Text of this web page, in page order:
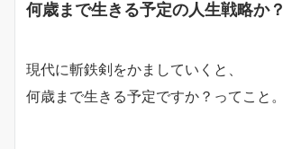
何歳まで生きる予定の人生戦略か？
現代に斬鉄剣をかましていくと、
何歳まで生きる予定ですか？ってこと。